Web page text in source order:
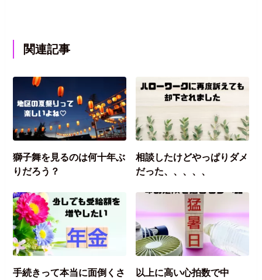
関連記事
獅子舞を見るのは何十年ぶ
りだろう？
相談したけどやっぱりダメ
だった、、、、、
手続きって本当に面倒くさ
以上に高い心拍数で中